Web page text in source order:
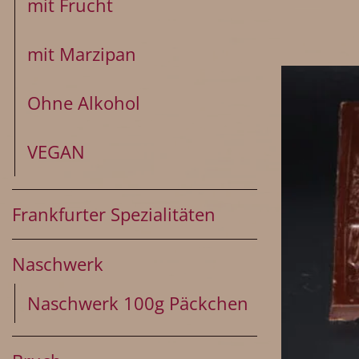
mit Frucht
mit Marzipan
Ohne Alkohol
VEGAN
Frankfurter Spezialitäten
Naschwerk
Naschwerk 100g Päckchen